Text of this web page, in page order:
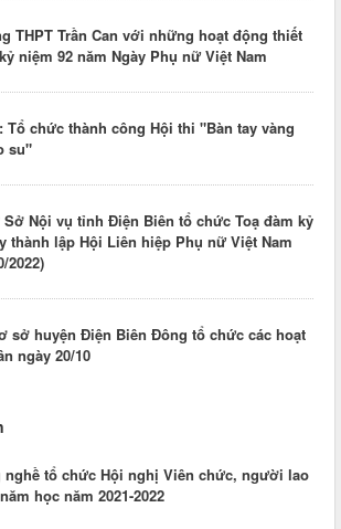
THPT Trần Can với những hoạt động thiết
niệm 92 năm Ngày Phụ nữ Việt Nam
Tổ chức thành công Hội thi "Bàn tay vàng
su"
Nội vụ tỉnh Điện Biên tổ chức Toạ đàm kỷ
thành lập Hội Liên hiệp Phụ nữ Việt Nam
2022)
sở huyện Điện Biên Đông tổ chức các hoạt
ngày 20/10
nghề tổ chức Hội nghị Viên chức, người lao
học năm 2021-2022